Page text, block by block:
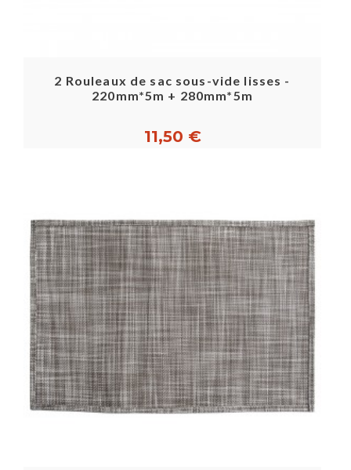
2 Rouleaux de sac sous-vide lisses -
220mm*5m + 280mm*5m
11,50 €